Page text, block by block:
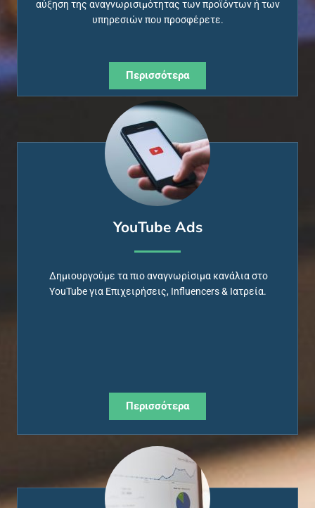
αύξηση της αναγνωρισιμότητας των προϊόντων ή των
υπηρεσιών που προσφέρετε.
Περισσότερα
YouTube Ads
Δημιουργούμε τα πιο αναγνωρίσιμα κανάλια στο
YouTubeγια Επιχειρήσεις, Ιnfluencers& Ιατρεία.
Περισσότερα